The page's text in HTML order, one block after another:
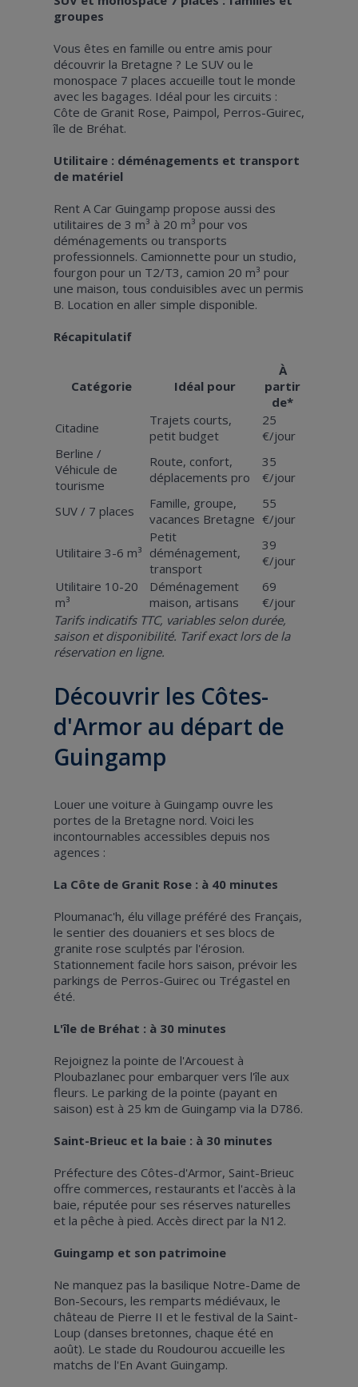
groupes
Vous êtes en famille ou entre amis pour
découvrir la Bretagne ? Le SUV ou le
monospace 7 places accueille tout le monde
avec les bagages. Idéal pour les circuits :
Côte de Granit Rose, Paimpol, Perros-Guirec,
île de Bréhat.
Utilitaire : déménagements et transport
de matériel
Rent A Car Guingamp propose aussi des
utilitaires de 3 m³ à 20 m³ pour vos
déménagements ou transports
professionnels. Camionnette pour un studio,
fourgon pour un T2/T3, camion 20 m³ pour
une maison, tous conduisibles avec un permis
B. Location en aller simple disponible.
Récapitulatif
Catégorie Idéal pour
À
partir
de*
Citadine
Trajets courts,
petit budget
25
€/jour
Berline /
Véhicule de
tourisme
Route, confort,
déplacements pro
35
€/jour
SUV / 7 places
Famille, groupe,
vacances Bretagne
55
€/jour
Utilitaire 3-6 m³
Petit
déménagement,
transport
39
€/jour
Utilitaire 10-20
m³
Déménagement
maison, artisans
69
€/jour
Tarifs indicatifs TTC, variables selon durée,
saison et disponibilité. Tarif exact lors de la
réservation en ligne.
Découvrir les Côtes-
d'Armor au départ de
Guingamp
Louer une voiture à Guingamp ouvre les
portes de la Bretagne nord. Voici les
incontournables accessibles depuis nos
agences :
La Côte de Granit Rose : à 40 minutes
Ploumanac'h, élu village préféré des Français,
le sentier des douaniers et ses blocs de
granite rose sculptés par l'érosion.
Stationnement facile hors saison, prévoir les
parkings de Perros-Guirec ou Trégastel en
été.
L'île de Bréhat : à 30 minutes
Rejoignez la pointe de l'Arcouest à
Ploubazlanec pour embarquer vers l'île aux
fleurs. Le parking de la pointe (payant en
saison) est à 25 km de Guingamp via la D786.
Saint-Brieuc et la baie : à 30 minutes
Préfecture des Côtes-d'Armor, Saint-Brieuc
offre commerces, restaurants et l'accès à la
baie, réputée pour ses réserves naturelles
et la pêche à pied. Accès direct par la N12.
Guingamp et son patrimoine
Ne manquez pas la basilique Notre-Dame de
Bon-Secours, les remparts médiévaux, le
château de Pierre II et le festival de la Saint-
Loup (danses bretonnes, chaque été en
août). Le stade du Roudourou accueille les
matchs de l'En Avant Guingamp.